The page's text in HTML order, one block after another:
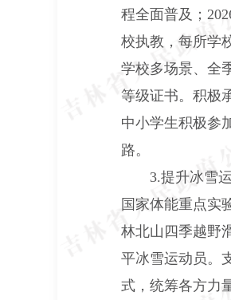
程全面普及；
校执教，每所学
学校多场景、全
等级证书。积极
中小学生积极参
路。
3.提升冰雪运
国家体能重点实
林北山四季越野
平冰雪运动员。
式，统筹各方力